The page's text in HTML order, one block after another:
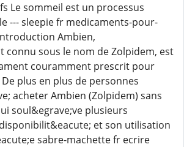
Le sommeil est un processus
--- sleepie fr medicaments-pour-
Ambien,
connu sous le nom de Zolpidem, est
couramment prescrit pour
plus en plus de personnes
acheter Ambien (Zolpidem) sans
soul&egrave;ve plusieurs
et son utilisation
sabre-machette fr ecrire